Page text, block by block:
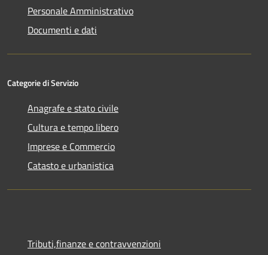
Personale Amministrativo
Documenti e dati
Categorie di Servizio
Anagrafe e stato civile
Cultura e tempo libero
Imprese e Commercio
Catasto e urbanistica
Tributi,finanze e contravvenzioni